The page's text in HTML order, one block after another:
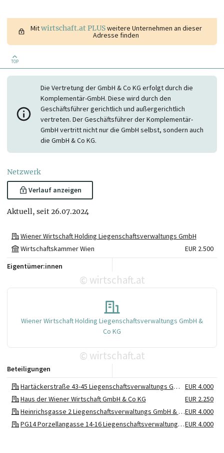
Mitwirtschaft.at PLUSweitere Unternehmen an dieser
Adresse finden
TOP
Die Vertretung der GmbH & Co KG erfolgt durch die
Komplementär-GmbH. Diese wird durch den
Geschäftsführer gerichtlich und außergerichtlich
vertreten. Der Geschäftsführer der Komplementär-
GmbH vertritt nicht nur die GmbH selbst, sondern auch
die GmbH & Co KG.
Netzwerk
Verlauf anzeigen
Aktuell, seit 26.07.2024
Wiener Wirtschaft Holding Liegenschaftsverwaltungs GmbH
Wirtschaftskammer Wien
EUR 2.500
Eigentümer:innen
© wirtschaft.at
Wiener Wirtschaft Holding Liegenschaftsverwaltungs GmbH &
Co KG
© wirtschaft.at
Hartäckerstraße 43-45 Liegenschaftsverwaltungs GmbH & Co KG
EUR 4.000
Haus der Wiener Wirtschaft GmbH & Co KG
EUR 2.250
Heinrichsgasse 2 Liegenschaftsverwaltungs GmbH & Co KGEUR 4.000
PG14 Porzellangasse 14-16 Liegenschaftsverwaltungs GmbH & Co KGEUR 4.000
Beteiligungen